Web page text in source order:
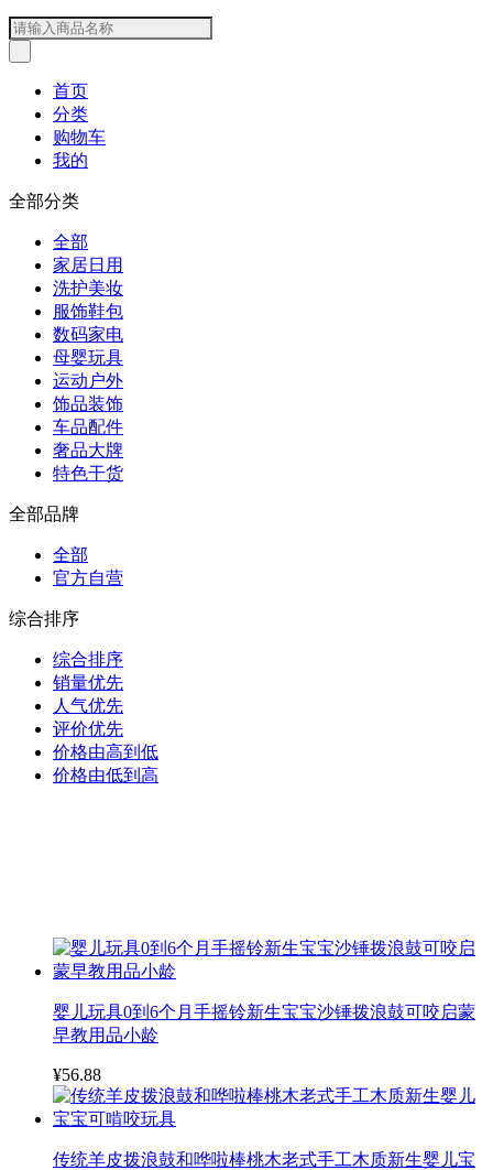
首页
分类
购物车
我的
全部分类
全部
家居日用
洗护美妆
服饰鞋包
数码家电
母婴玩具
运动户外
饰品装饰
车品配件
奢品大牌
特色干货
全部品牌
全部
官方自营
综合排序
综合排序
销量优先
人气优先
评价优先
价格由高到低
价格由低到高
婴儿玩具0到6个月手摇铃新生宝宝沙锤拨浪鼓可咬启蒙
早教用品小龄
¥56.88
传统羊皮拨浪鼓和哗啦棒桃木老式手工木质新生婴儿宝